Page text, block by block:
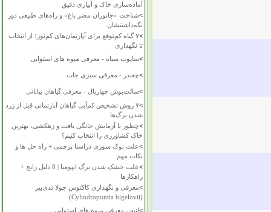
آماده‌سازی خاک و آبیاری دقیق
>شناخت «جانوران مضر باغ» و راه‌های طبیعی دور
نگه‌داشتنشان
>
۷ گیاه کم‌توقع برای آپارتمان‌های کم‌نور؛ از انتخاب
تا نگهداری
>ساپوت سیاه - معرفی میوه های استوایی
>چغندر - معرفی سبزی جات
>سالت‌بوش چهاربال - معرفی گیاهان بیابانی
>
۷ روش تشخیص کم‌آبی گیاهان آپارتمانی قبل از زرد
شدن برگ‌ها
>چطور با آزمایش خانگی بافت و زهکشی، بهترین
خاک کشاورزی را انتخاب کنیم؟
>علت نوک سوزی دراسنا پرچمی + راه حل ها و
نکات مهم
>
علت خشک شدن برگ ایپومیا | 8 دلیل رایج +
راهکارها
>معرفی و نگهداری کاکتوس چولا تدی‌بیر
(Cylindropuntia bigelovii)
>انبه - معرفی میوه های استوایی